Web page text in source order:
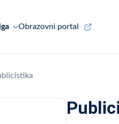
Obrazovni portal